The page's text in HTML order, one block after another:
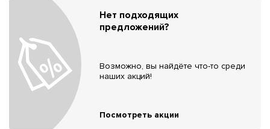
Нет подходящих
предложений?
Возможно, вы найдёте что-то среди
наших акций!
Посмотреть акции